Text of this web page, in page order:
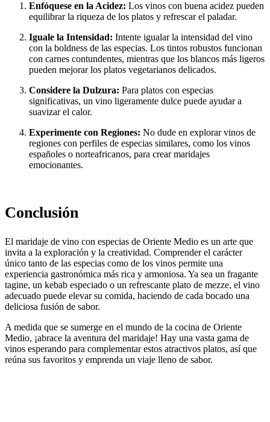
Enfóquese en la Acidez: Los vinos con buena acidez pueden
equilibrar la riqueza de los platos y refrescar el paladar.
Iguale la Intensidad: Intente igualar la intensidad del vino
con la boldness de las especias. Los tintos robustos funcionan
con carnes contundentes, mientras que los blancos más ligeros
pueden mejorar los platos vegetarianos delicados.
Considere la Dulzura: Para platos con especias
significativas, un vino ligeramente dulce puede ayudar a
suavizar el calor.
Experimente con Regiones: No dude en explorar vinos de
regiones con perfiles de especias similares, como los vinos
españoles o norteafricanos, para crear maridajes
emocionantes.
Conclusión
El maridaje de vino con especias de Oriente Medio es un arte que
invita a la exploración y la creatividad. Comprender el carácter
único tanto de las especias como de los vinos permite una
experiencia gastronómica más rica y armoniosa. Ya sea un fragante
tagine, un kebab especiado o un refrescante plato de mezze, el vino
adecuado puede elevar su comida, haciendo de cada bocado una
deliciosa fusión de sabor.
A medida que se sumerge en el mundo de la cocina de Oriente
Medio, ¡abrace la aventura del maridaje! Hay una vasta gama de
vinos esperando para complementar estos atractivos platos, así que
reúna sus favoritos y emprenda un viaje lleno de sabor.